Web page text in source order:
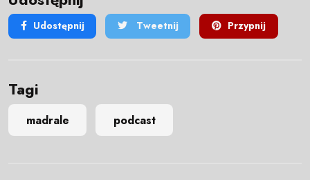
Udostępnij Tweetnij Przypnij
Tagi
madrale podcast